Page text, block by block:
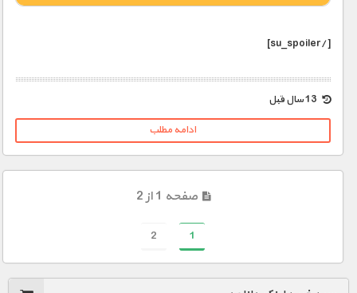
1900 تومان – خريد لينک دانلود (افزودن به سبد خريد)
[/su_spoiler]
ادامه مطلب
صفحه 1 از 2
1
2